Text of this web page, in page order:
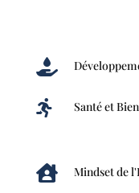

 Santé et
 Mindset de